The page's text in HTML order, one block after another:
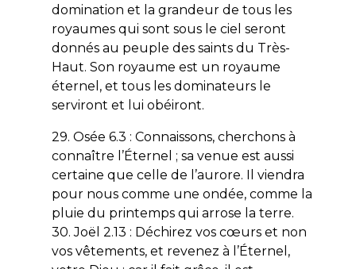
domination et la grandeur de tous les
royaumes qui sont sous le ciel seront
donnés au peuple des saints du Très-
Haut. Son royaume est un royaume
éternel, et tous les dominateurs le
serviront et lui obéiront.
29. Osée 6.3 : Connaissons, cherchons à
connaître l’Éternel ; sa venue est aussi
certaine que celle de l’aurore. Il viendra
pour nous comme une ondée, comme la
pluie du printemps qui arrose la terre.
30. Joël 2.13 : Déchirez vos cœurs et non
vos vêtements, et revenez à l’Éternel,